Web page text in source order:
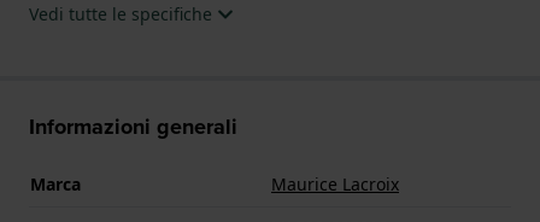
Vedi tutte le specifiche
Informazioni generali
Marca
Maurice Lacroix